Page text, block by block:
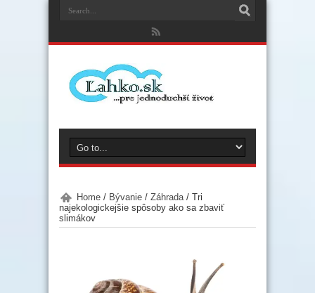
Home / Bývanie / Záhrada / Tri
najekologickejšie spôsoby ako sa zbaviť
slimákov